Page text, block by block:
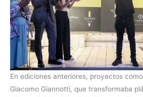
En ediciones anteriores, proyectos como
Giacomo Giannotti, que transformaba